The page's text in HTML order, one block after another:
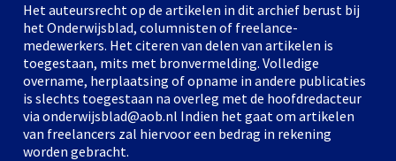
Het auteursrecht op de artikelen in dit archief berust bij
het Onderwijsblad, columnisten of freelance-
medewerkers. Het citeren van delen van artikelen is
toegestaan, mits met bronvermelding. Volledige
overname, herplaatsing of opname in andere publicaties
is slechts toegestaan na overleg met de hoofdredacteur
via onderwijsblad@aob.nl Indien het gaat om artikelen
van freelancers zal hiervoor een bedrag in rekening
worden gebracht.